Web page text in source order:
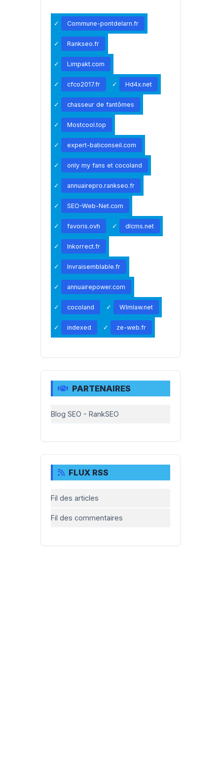
Commune-pontdelarn.fr
Rankseo.fr
Limpakt.com
cfco2017.fr Hd4x.net
chasseur de fantômes
Mostcool.top
expert-baticonseil.com
only my fans et cocoland
annuairepro.rankseo.fr
SEO-Web-Net.com
favoris.ovh dlcms.net
Inkorrect.fr
Invraisemblable.fr
annuairepower.com
cocoland Wlmlaw.net
indexed ze-web.fr
PARTENAIRES
Blog SEO - RankSEO
FLUX RSS
Fil des articles
Fil des commentaires